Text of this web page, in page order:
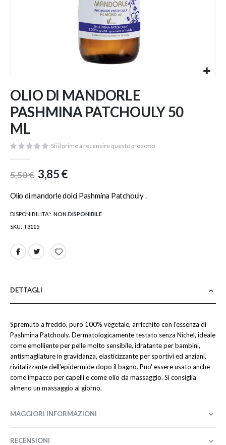
all'inizio
della
galleria
di
immagini
OLIO DI MANDORLE
PASHMINA PATCHOULY 50
ML
Sii il primo a recensire questo prodotto
5,50 € 3,85 €
Olio di mandorle dolci Pashmina Patchouly .
DISPONIBILITA': NON DISPONIBILE
SKU T3115
DETTAGLI
Spremuto a freddo, puro 100% vegetale, arricchito con l'essenza di
Pashmina Patchouly. Dermatologicamente testato senza Nichel, ideale
come emolliente per pelle molto sensibile, idratante per bambini,
antismagliature in gravidanza, elasticizzante per sportivi ed anziani,
rivitalizzante dell'epidermide dopo il bagno. Puo' essere usato anche
come impacco per capelli e come olio da massaggio. Si consiglia
almeno un massaggio al giorno.
MAGGIORI INFORMAZIONI
RECENSIONI